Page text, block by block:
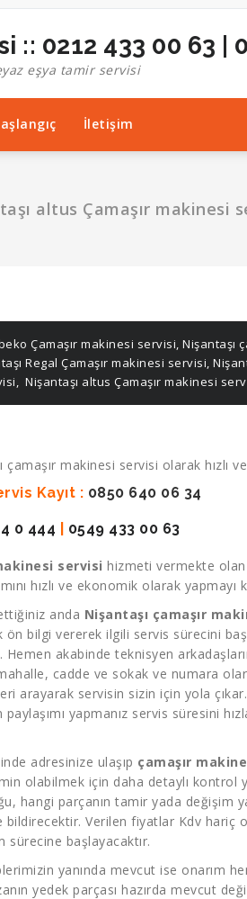
:: 0212 433 00 63 |
eşya tamir servisi
İletişim
altus Çamaşır makinesi
Çamaşır makinesi servisi, Nişantaşı
Regal Çamaşır makinesi servisi,
, Nişantaşı altus Çamaşır makinesi
çamaşır makinesi servisi olarak hızlı
Kayıt : 0850 640 06 34
0 444 0549 433 00 63
servisi hizmeti vermekte
hızlı ve ekonomik olarak
anda Nişantaşı çamaşır
bilgi vererek ilgili servis sürecini
akabinde teknisyen
cadde ve sokak ve numara
servisin sizin için yola
yapmanız servis süresini
adresinize ulaşıp çamaşır
olabilmek için daha detaylı kontrol
hangi parçanın tamir yada
bildirecektir. Verilen fiyatlar Kdv hariç
sürecine başlayacaktır.
yanında mevcut ise onarım
yedek parçası hazırda mevcut